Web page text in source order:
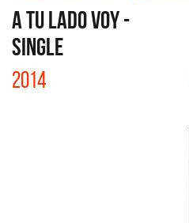
A TU LADO VOY -
SINGLE
2014